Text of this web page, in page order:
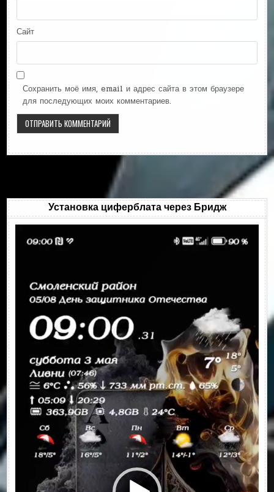
Сайт
Сохранить моё имя, email и адрес сайта в этом браузере
для последующих моих комментариев.
Установка циферблата через Бридж